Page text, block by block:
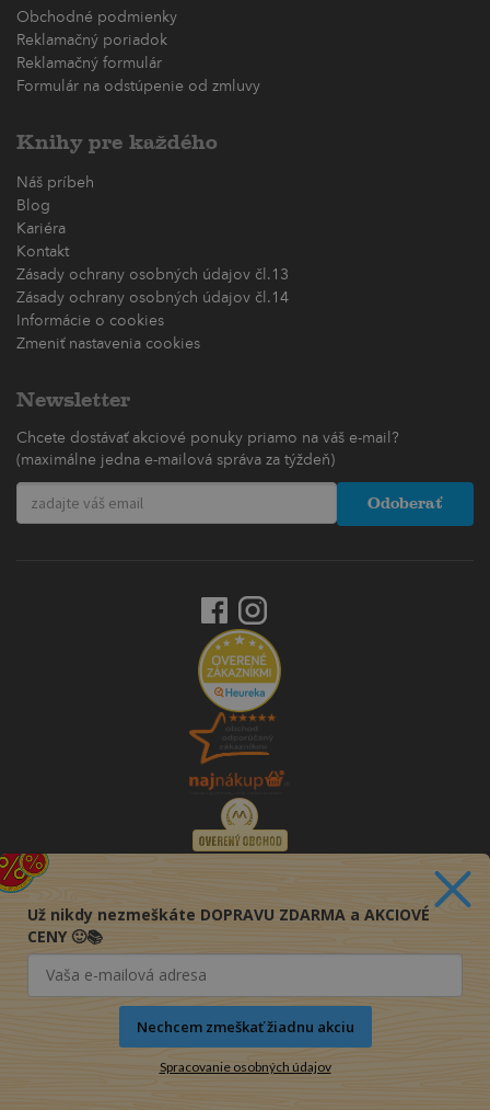
Obchodné podmienky
Reklamačný poriadok
Reklamačný formulár
Formulár na odstúpenie od zmluvy
Knihy pre každého
Náš príbeh
Blog
Kariéra
Kontakt
Zásady ochrany osobných údajov čl.13
Zásady ochrany osobných údajov čl.14
Informácie o cookies
Zmeniť nastavenia cookies
Newsletter
Chcete dostávať akciové ponuky priamo na váš e-mail?
(maximálne jedna e-mailová správa za týždeň)
Odoberať
Už nikdy nezmeškáte DOPRAVU ZDARMA a AKCIOVÉ
CENY 🙂📚
Nechcem zmeškať žiadnu akciu
Spracovanie osobných údajov